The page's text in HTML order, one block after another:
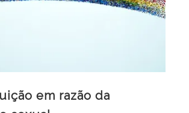
em razão da